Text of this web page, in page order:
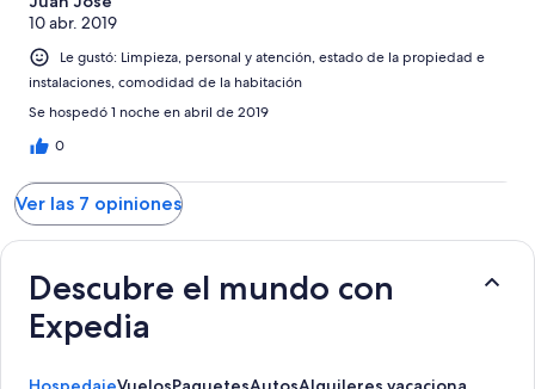
10 abr. 2019
Le gustó: Limpieza, personal y atención, estado de la propiedad e
instalaciones, comodidad de la habitación
Se hospedó 1 noche en abril de 2019
0
Ver las 7 opiniones
Descubre el mundo con
Expedia